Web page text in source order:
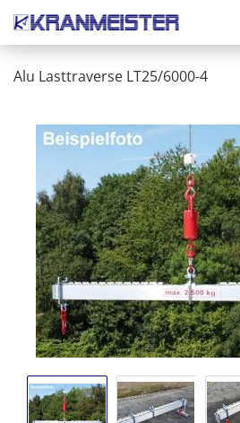
Alu Lasttraverse LT25/6000-4